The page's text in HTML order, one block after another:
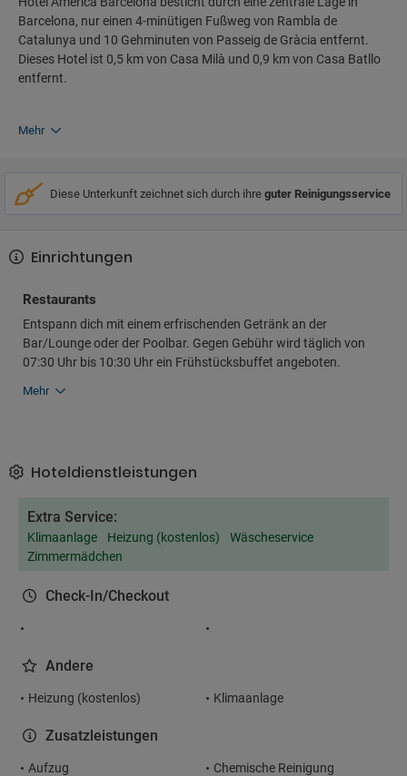
Barcelona, nur einen 4-minütigen Fußweg von Rambla de
Catalunya und 10 Gehminuten von Passeig de Gràcia entfernt.
Dieses Hotel ist 0,5 km von Casa Milà und 0,9 km von Casa Batllo
entfernt.
Mehr
Diese Unterkunft zeichnet sich durch ihre guter Reinigungsservice
Einrichtungen
Restaurants
Entspann dich mit einem erfrischenden Getränk an der
Bar/Lounge oder der Poolbar. Gegen Gebühr wird täglich von
07:30 Uhr bis 10:30 Uhr ein Frühstücksbuffet angeboten.
Mehr
Hoteldienstleistungen
Extra Service:
Klimaanlage Heizung (kostenlos)
Wäscheservice
Zimmermädchen
Check-In/Checkout
Andere
Heizung (kostenlos) Klimaanlage
Zusatzleistungen
Aufzug
Chemische Reinigung